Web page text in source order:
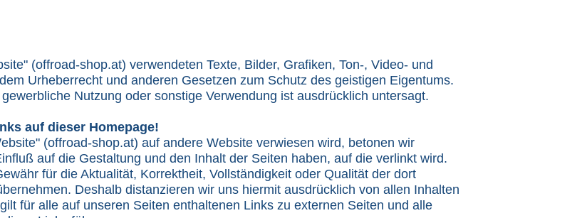
(offroad-shop.at) verwendeten Texte, Bilder, Grafiken, Ton-, Video- und
Urheberrecht und anderen Gesetzen zum Schutz des geistigen Eigentums.
Nutzung oder sonstige Verwendung ist ausdrücklich untersagt.
auf dieser Homepage!
(offroad-shop.at) auf andere Website verwiesen wird, betonen wir
auf die Gestaltung und den Inhalt der Seiten haben, auf die verlinkt wird.
für die Aktualität, Korrektheit, Vollständigkeit oder Qualität der dort
Deshalb distanzieren wir uns hiermit ausdrücklich von allen Inhalten
für alle auf unseren Seiten enthaltenen Links zu externen Seiten und alle